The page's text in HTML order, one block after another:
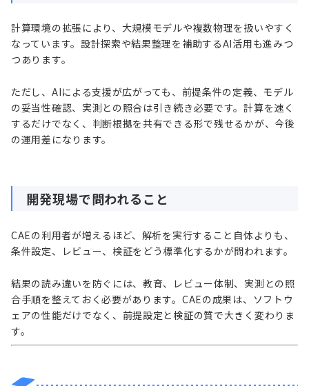
計算環境の拡張により、大規模モデルや複数物理を扱いやすく
なっています。設計探索や結果整理を補助するAI活用も進みつ
つあります。
ただし、AIによる支援が広がっても、前提条件の定義、モデル
の妥当性確認、実測との照合は引き続き必要です。計算を速く
するだけでなく、判断根拠を共有できる形で残せるかが、今後
の運用差になります。
開発現場で問われること
CAEの利用者が増えるほど、解析を実行すること自体よりも、
条件設定、レビュー、検証をどう標準化するかが問われます。
結果の読み違いを防ぐには、教育、レビュー体制、実測との照
合手順を整えておく必要があります。CAEの成果は、ソフトウ
ェアの性能だけでなく、前提設定と検証の質で大きく変わりま
す。